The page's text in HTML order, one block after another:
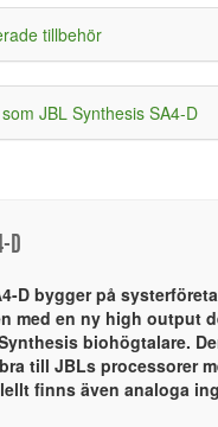
tillbehör
JBL Synthesis SA4-D
D
D bygger på
med en ny high output
biohögtalare.
till JBLs processorer
finns även analoga